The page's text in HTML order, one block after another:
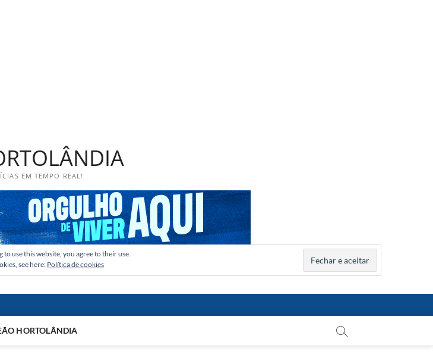
EM TEMPO REAL!
use this website, you agree to their use.
see here:Política de cookies
HORTOLÂNDIA